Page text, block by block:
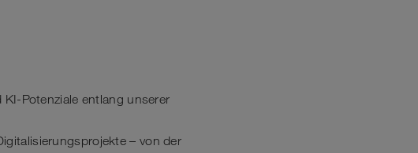
Potenziale entlang unserer
– von der